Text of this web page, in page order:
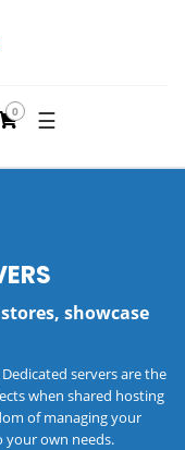
0 ☰
showcase
servers are the
when shared hosting
of managing your
your own needs.